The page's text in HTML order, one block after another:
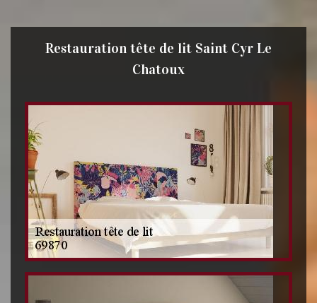
Restauration tête de lit Saint Cyr Le
Chatoux